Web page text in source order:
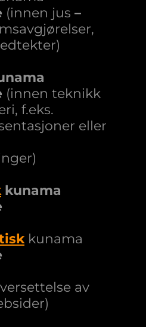
(innen jus –
(innen teknikk
f.eks.
eller
kunama
kunama
av